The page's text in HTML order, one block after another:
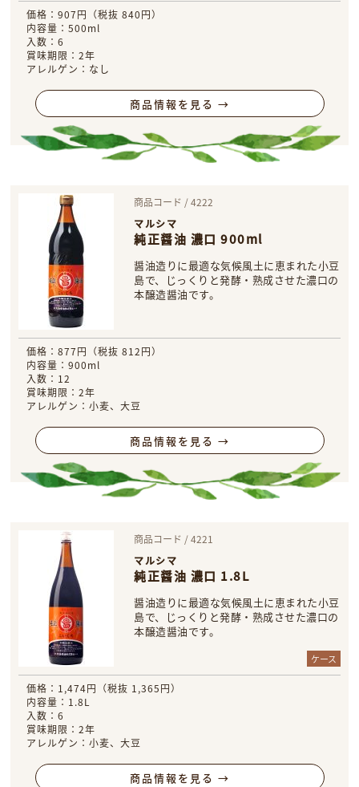
価格：907円（税抜 840円）
内容量：500ml
入数：6
賞味期限：2年
アレルゲン：なし
商品情報を見る →
商品コード / 4222
マルシマ
純正醤油 濃口 900ml
醤油造りに最適な気候風土に恵まれた小豆
島で、じっくりと発酵・熟成させた濃口の
本醸造醤油です。
価格：877円（税抜 812円）
内容量：900ml
入数：12
賞味期限：2年
アレルゲン：小麦、大豆
商品情報を見る →
商品コード / 4221
マルシマ
純正醤油 濃口 1.8L
醤油造りに最適な気候風土に恵まれた小豆
島で、じっくりと発酵・熟成させた濃口の
本醸造醤油です。
ケース
価格：1,474円（税抜 1,365円）
内容量：1.8L
入数：6
賞味期限：2年
アレルゲン：小麦、大豆
商品情報を見る →